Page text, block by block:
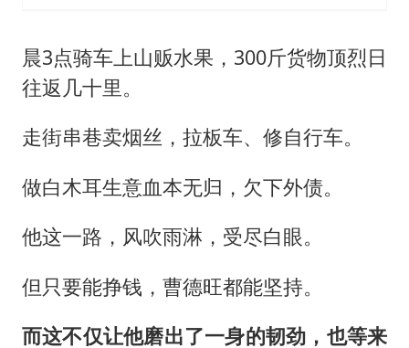
晨3点骑车上山贩水果，300斤货物顶烈日
往返几十里。
走街串巷卖烟丝，拉板车、修自行车。
做白木耳生意血本无归，欠下外债。
他这一路，风吹雨淋，受尽白眼。
但只要能挣钱，曹德旺都能坚持。
而这不仅让他磨出了一身的韧劲，也等来